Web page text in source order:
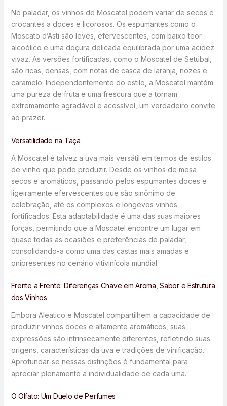
No paladar, os vinhos de Moscatel podem variar de secos e
crocantes a doces e licorosos. Os espumantes como o
Moscato d’Asti são leves, efervescentes, com baixo teor
alcoólico e uma doçura delicada equilibrada por uma acidez
vivaz. As versões fortificadas, como o Moscatel de Setúbal,
são ricas, densas, com notas de casca de laranja, nozes e
caramelo. Independentemente do estilo, a Moscatel mantém
uma pureza de fruta e uma frescura que a tornam
extremamente agradável e acessível, um verdadeiro convite
ao prazer.
Versatilidade na Taça
A Moscatel é talvez a uva mais versátil em termos de estilos
de vinho que pode produzir. Desde os vinhos de mesa
secos e aromáticos, passando pelos espumantes doces e
ligeiramente efervescentes que são sinônimo de
celebração, até os complexos e longevos vinhos
fortificados. Esta adaptabilidade é uma das suas maiores
forças, permitindo que a Moscatel encontre um lugar em
quase todas as ocasiões e preferências de paladar,
consolidando-a como uma das castas mais amadas e
onipresentes no cenário vitivinícola mundial.
Frente a Frente: Diferenças Chave em Aroma, Sabor e Estrutura
dos Vinhos
Embora Aleatico e Moscatel compartilhem a capacidade de
produzir vinhos doces e altamente aromáticos, suas
expressões são intrinsecamente diferentes, refletindo suas
origens, características da uva e tradições de vinificação.
Aprofundar-se nessas distinções é fundamental para
apreciar plenamente a individualidade de cada uma.
O Olfato: Um Duelo de Perfumes